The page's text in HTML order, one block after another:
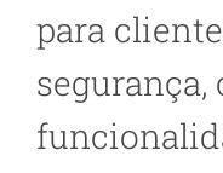
para
segurança,